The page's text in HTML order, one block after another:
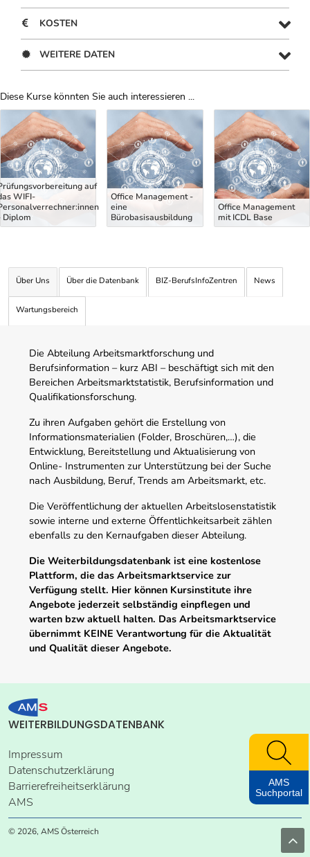
KOSTEN
WEITERE DATEN
Diese Kurse könnten Sie auch interessieren ...
Uber Weiterbildungsvorschläge
auf
WIFI-
Diplom
Office Management -
eine
Bürobasisausbildung
Office Management
mit ICDL Base
Über Uns Über die Datenbank BIZ-BerufsInfoZentren News
Wartungsbereich
Die Abteilung Arbeitsmarktforschung und
Berufsinformation – kurz ABI – beschäftigt sich mit den
Bereichen Arbeitsmarktstatistik, Berufsinformation und
Qualifikationsforschung.
Zu ihren Aufgaben gehört die Erstellung von
Informationsmaterialien (Folder, Broschüren,…), die
Entwicklung, Bereitstellung und Aktualisierung von
Online- Instrumenten zur Unterstützung bei der Suche
nach Ausbildung, Beruf, Trends am Arbeitsmarkt, etc.
Die Veröffentlichung der aktuellen Arbeitslosenstatistik
sowie interne und externe Öffentlichkeitsarbeit zählen
ebenfalls zu den Kernaufgaben dieser Abteilung.
Die Weiterbildungsdatenbank ist eine kostenlose
Plattform, die das Arbeitsmarktservice zur
Verfügung stellt. Hier können Kursinstitute ihre
Angebote jederzeit selbständig einpflegen und
warten bzw aktuell halten. Das Arbeitsmarktservice
übernimmt KEINE Verantwortung für die Aktualität
und Qualität dieser Angebote.
WEITERBILDUNGSDATENBANK
Impressum
Datenschutzerklärung
Barrierefreiheitserklärung
AMS
© 2026, AMS Österreich
AMS
Suchportal